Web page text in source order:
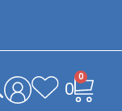
0
0